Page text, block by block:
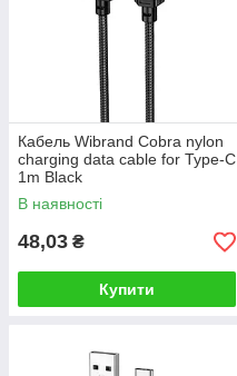
Кабель Wibrand Cobra nylon
charging data cable for Type-C
1m Black
В наявності
48,03 ₴
Купити